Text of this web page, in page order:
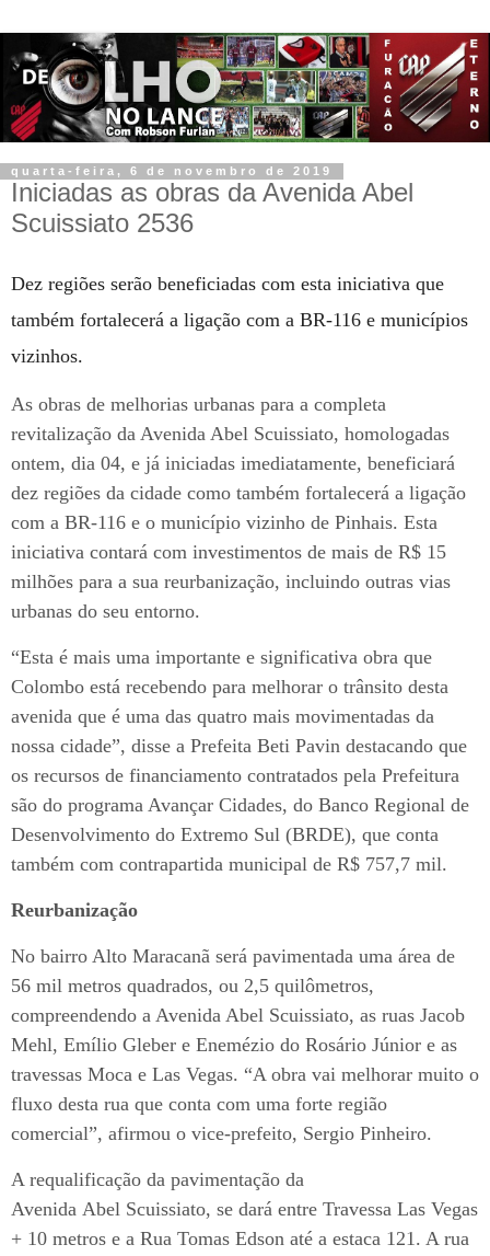
quarta-feira, 6 de novembro de 2019
Iniciadas as obras da Avenida Abel
Scuissiato 2536
Dez regiões serão beneficiadas com esta iniciativa que
também fortalecerá a ligação com a BR-116 e municípios
vizinhos.
As obras de melhorias urbanas para a completa
revitalização da Avenida Abel Scuissiato, homologadas
ontem, dia 04, e já iniciadas imediatamente, beneficiará
dez regiões da cidade como também fortalecerá a ligação
com a BR-116 e o município vizinho de Pinhais. Esta
iniciativa contará com investimentos de mais de R$ 15
milhões para a sua reurbanização, incluindo outras vias
urbanas do seu entorno.
“Esta é mais uma importante e significativa obra que
Colombo está recebendo para melhorar o trânsito desta
avenida que é uma das quatro mais movimentadas da
nossa cidade”, disse a Prefeita Beti Pavin destacando que
os recursos de financiamento contratados pela Prefeitura
são do programa Avançar Cidades, do Banco Regional de
Desenvolvimento do Extremo Sul (BRDE), que conta
também com contrapartida municipal de R$ 757,7 mil.
Reurbanização
No bairro Alto Maracanã será pavimentada uma área de
56 mil metros quadrados, ou 2,5 quilômetros,
compreendendo a Avenida Abel Scuissiato, as ruas Jacob
Mehl, Emílio Gleber e Enemézio do Rosário Júnior e as
travessas Moca e Las Vegas. “A obra vai melhorar muito o
fluxo desta rua que conta com uma forte região
comercial”, afirmou o vice-prefeito, Sergio Pinheiro.
A requalificação da pavimentação da
Avenida Abel Scuissiato, se dará entre Travessa Las Vegas
+ 10 metros e a Rua Tomas Edson até a estaca 121. A rua